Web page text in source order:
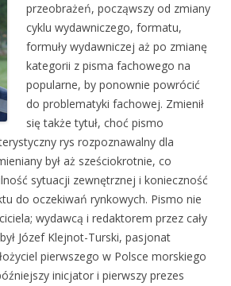
przeobrażeń, począwszy od zmiany
cyklu wydawniczego, formatu,
formuły wydawniczej aż po zmianę
kategorii z pisma fachowego na
popularne, by ponownie powrócić
do problematyki fachowej. Zmienił
się także tytuł, choć pismo
rys rozpoznawalny dla
był aż sześciokrotnie, co
sytuacji zewnętrznej i konieczność
do oczekiwań rynkowych. Pismo nie
wydawcą i redaktorem przez cały
Józef Klejnot-Turski, pasjonat
pierwszego w Polsce morskiego
inicjator i pierwszy prezes